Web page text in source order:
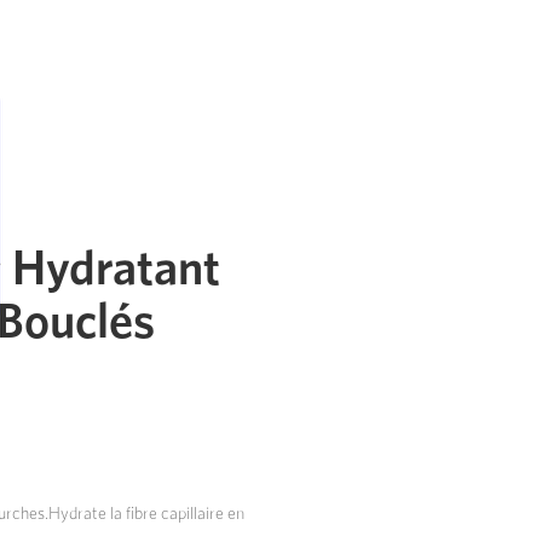
Hydratant
la fibre capillaire en